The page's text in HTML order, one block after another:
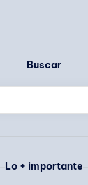
Buscar
Lo + importante